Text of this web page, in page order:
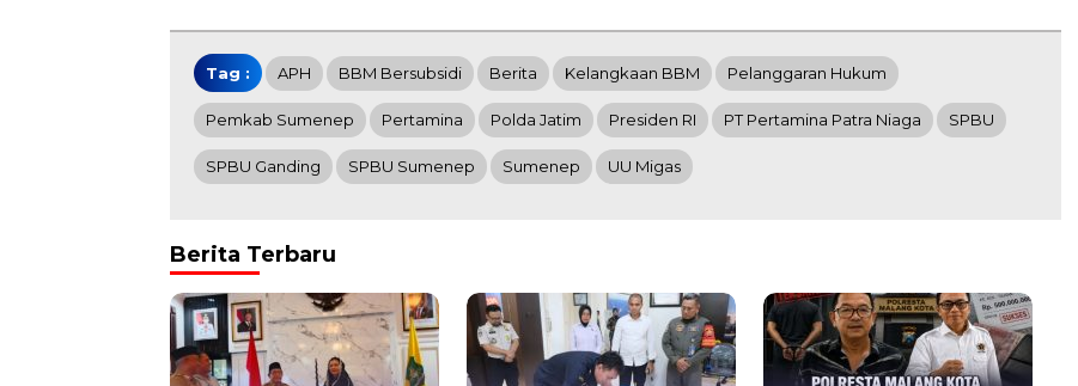
Tag : APH BBM Bersubsidi Berita Kelangkaan BBM Pelanggaran Hukum
Pemkab Sumenep Pertamina Polda Jatim Presiden RI PT Pertamina Patra Niaga SPBU
SPBU Ganding SPBU Sumenep Sumenep UU Migas
Berita Terbaru